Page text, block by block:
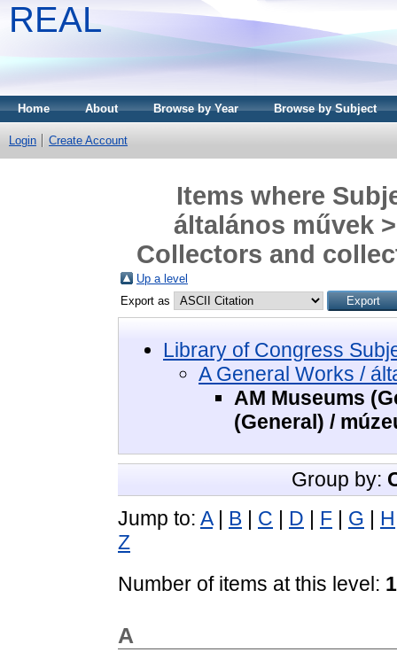
REAL
Home About Browse by Year Browse by Subject
Login Create Account
Items where
általános művek
Collectors and
Up a level
Export as
Library of Congress
A General Works /
AM Museums
(General) /
Group by:
Jump to: A| B C D F G H
Z
Number of items at this level:
A